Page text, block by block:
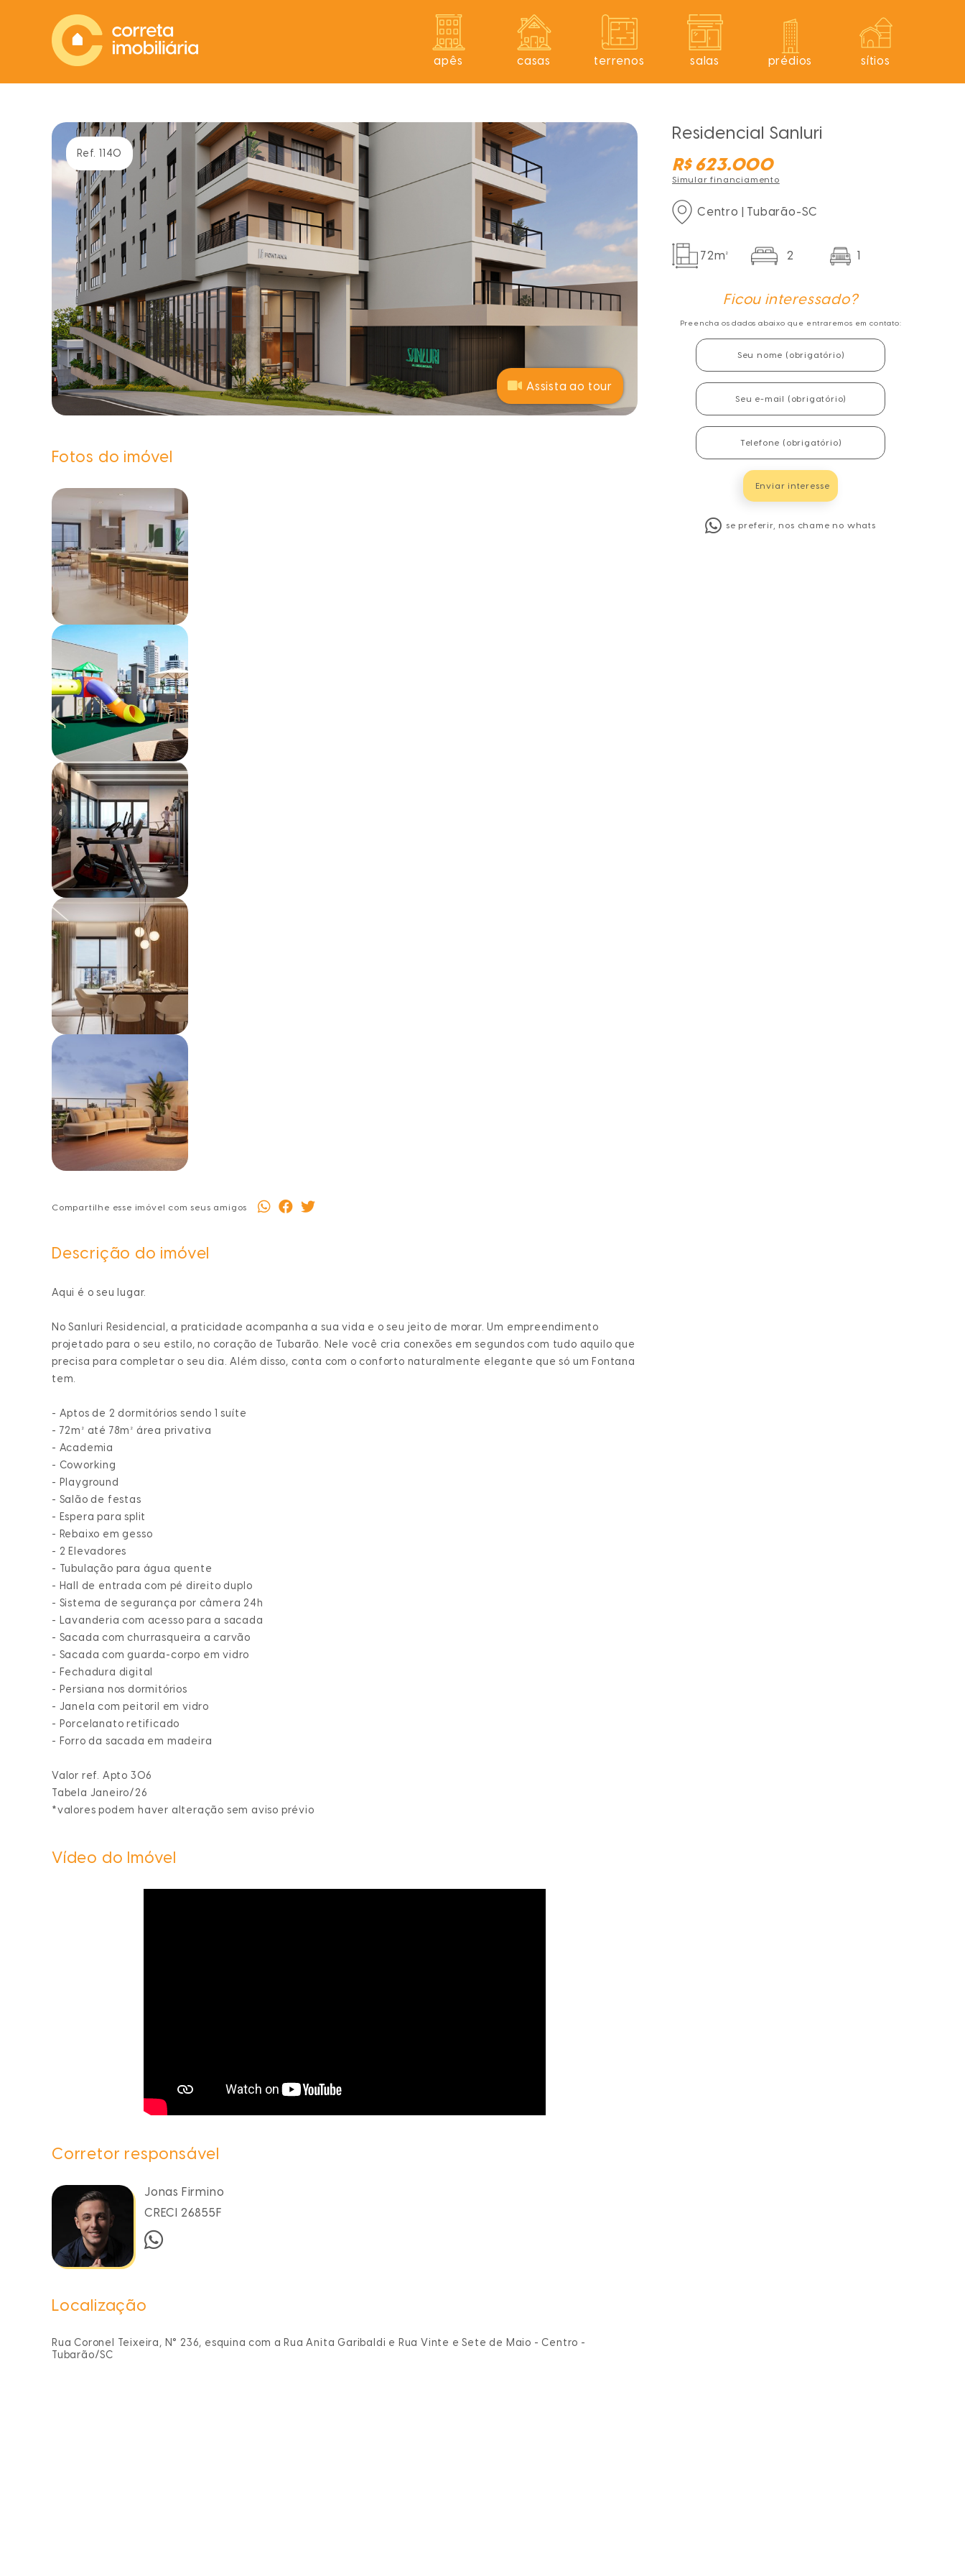
apês casas terrenos salas prédios sítios
Residencial Sanluri
R$ 623.000
Simular financiamento
Centro | Tubarão-SC
72m² 2 1
Ficou interessado?
Preencha os dados abaixo que entraremos em contato:
se preferir, nos chame no whats
Ref. 1140
Assista ao tour
Fotos do imóvel
Compartilhe esse imóvel com seus amigos
Descrição do imóvel
Aqui é o seu lugar.
No Sanluri Residencial, a praticidade acompanha a sua vida e o seu jeito de morar. Um empreendimento
projetado para o seu estilo, no coração de Tubarão. Nele você cria conexões em segundos com tudo aquilo que
precisa para completar o seu dia. Além disso, conta com o conforto naturalmente elegante que só um Fontana
tem.
- Aptos de 2 dormitórios sendo 1 suíte
- 72m² até 78m² área privativa
- Academia
- Coworking
- Playground
- Salão de festas
- Espera para split
- Rebaixo em gesso
- 2 Elevadores
- Tubulação para água quente
- Hall de entrada com pé direito duplo
- Sistema de segurança por câmera 24h
- Lavanderia com acesso para a sacada
- Sacada com churrasqueira a carvão
- Sacada com guarda-corpo em vidro
- Fechadura digital
- Persiana nos dormitórios
- Janela com peitoril em vidro
- Porcelanato retificado
- Forro da sacada em madeira
Valor ref. Apto 306
Tabela Janeiro/26
*valores podem haver alteração sem aviso prévio
Vídeo do Imóvel
Corretor responsável
Jonas Firmino
CRECI 26855F
Localização
Rua Coronel Teixeira, N° 236, esquina com a Rua Anita Garibaldi e Rua Vinte e Sete de Maio - Centro -
Tubarão/SC